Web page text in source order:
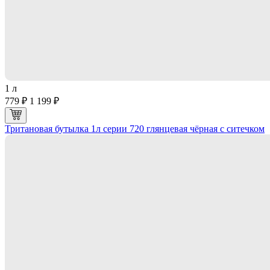
1 л
779 ₽ 1 199 ₽
Тритановая бутылка 1л серии 720 глянцевая чёрная с ситечком